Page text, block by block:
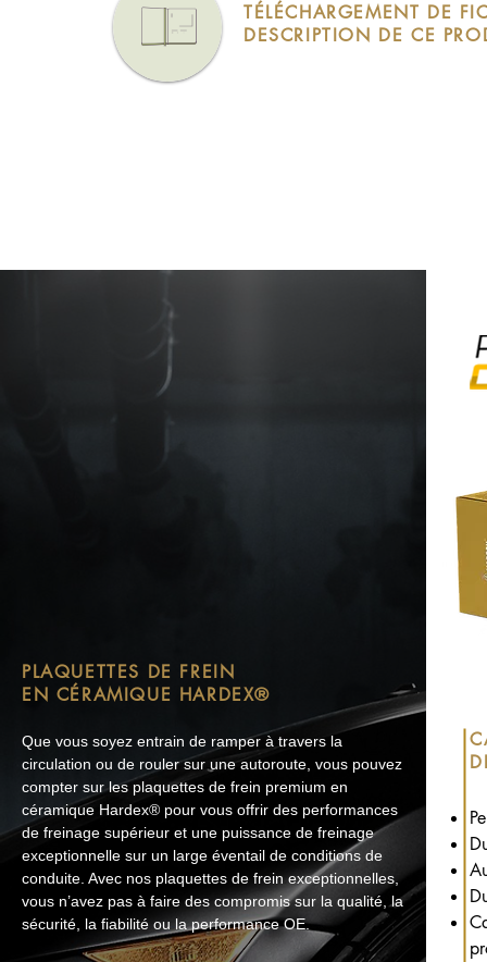
TÉLÉCHARGEMENT DE
DESCRIPTION DE CE
PLAQUETTES DE FREIN
EN CÉRAMIQUE HARDEX®
Que vous soyez entrain de ramper à travers la
circulation ou de rouler sur une autoroute, vous pouvez
compter sur les plaquettes de frein premium en
céramique Hardex® pour vous offrir des performances
de freinage supérieur et une puissance de freinage
exceptionnelle sur un large éventail de conditions de
conduite. Avec nos plaquettes de frein exceptionnelles,
vous n’avez pas à faire des compromis sur la qualité, la
sécurité, la fiabilité ou la performance OE.